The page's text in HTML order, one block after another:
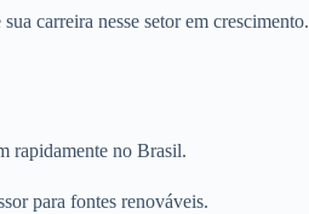
carreira nesse setor em crescimento.
rapidamente no Brasil.
para fontes renováveis.